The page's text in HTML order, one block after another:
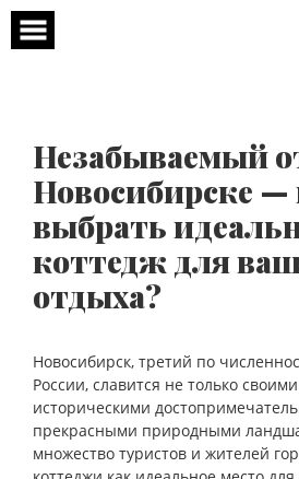
Перейти
содержимому
Незабываемый
Новосибирске —
выбрать
коттедж для
отдыха?
Новосибирск, третий по
России, славится не только
историческими
прекрасными природными
множество туристов и жителей